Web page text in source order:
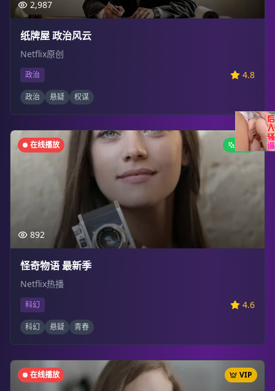
2,987
纸牌屋 政治风云
Netflix原创
政治 4.8
政治 悬疑 权谋
在线播放 新剧
892
怪奇物语 最新季
Netflix热播
科幻 4.6
科幻 悬疑 青春
在线播放 VIP